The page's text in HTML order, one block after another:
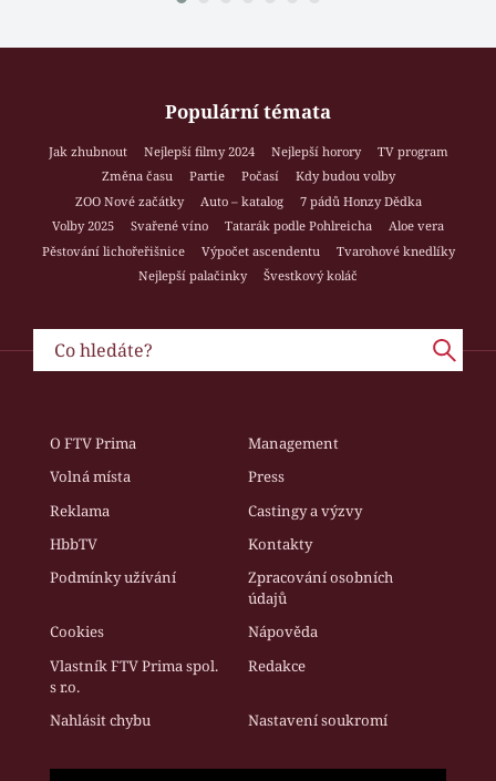
Populární témata
Jak zhubnout Nejlepší filmy 2024 Nejlepší horory
TV program
Změna času
Partie Počasí
Kdy budou volby
ZOO Nové začátky
Auto – katalog
7 pádů Honzy Dědka
Volby 2025
Svařené víno Tatarák podle Pohlreicha
Aloe vera
Pěstování lichořeřišnice
Výpočet ascendentu
Tvarohové knedlíky
Nejlepší palačinky
Švestkový koláč
O FTV Prima
Management
Volná místa
Press
Reklama
Castingy a výzvy
HbbTV
Kontakty
Podmínky užívání
Zpracování osobních
údajů
Cookies
Nápověda
Vlastník FTV Prima spol.
s r.o.
Redakce
Nahlásit chybu Nastavení soukromí